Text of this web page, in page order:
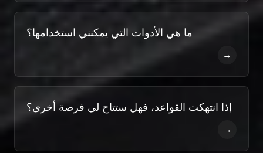
ما هي الأدوات التي يمكنني استخدامها؟
→
إذا انتهكت القواعد، فهل ستتاح لي فرصة أخرى؟
→